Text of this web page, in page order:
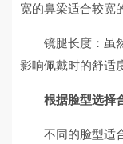
宽的鼻梁适合较宽
镜腿长度：虽
影响佩戴时的舒适
根据脸型选择
不同的脸型适